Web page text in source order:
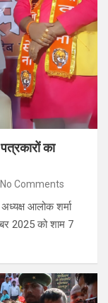
का
No Comments
आलोक शर्मा
2025 को शाम 7